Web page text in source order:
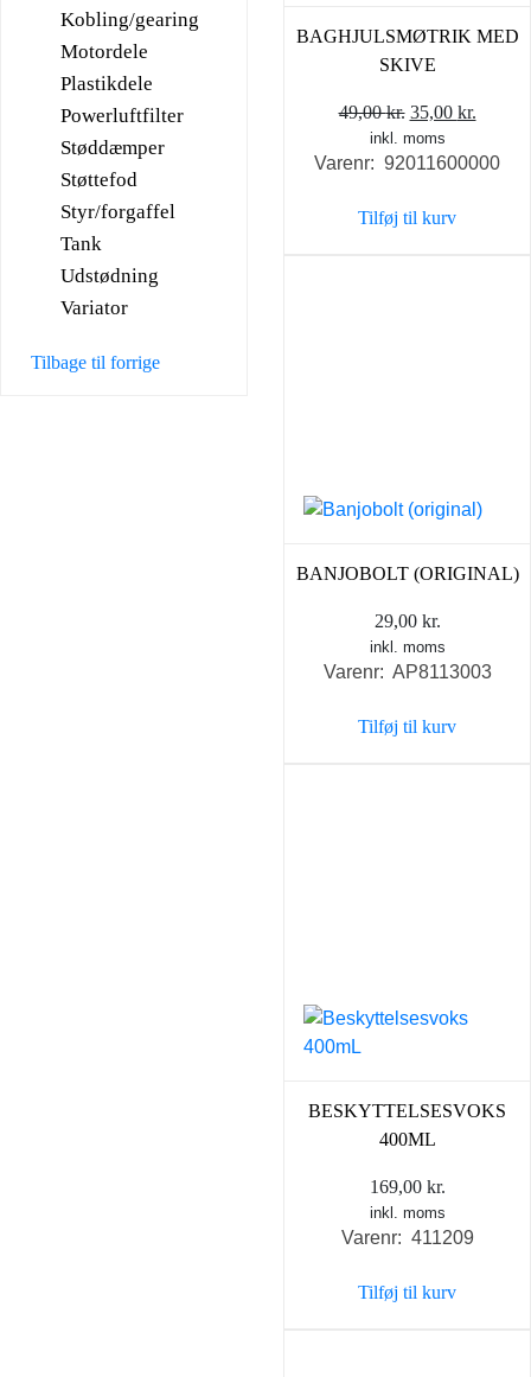
Kobling/gearing
Motordele
Plastikdele
Powerluftfilter
Støddæmper
Støttefod
Styr/forgaffel
Tank
Udstødning
Variator
Tilbage til forrige
BAGHJULSMØTRIK MED
SKIVE
49,00kr. Den
oprindelige
pris
49,00 kr..
35,00 kr.
pris
inkl. moms
Varenr: 92011600000
Tilføj til kurv
BANJOBOLT (ORIGINAL)
29,00 kr.
inkl. moms
Varenr: AP8113003
Tilføj til kurv
BESKYTTELSESVOKS
400ML
169,00 kr.
inkl. moms
Varenr: 411209
Tilføj til kurv